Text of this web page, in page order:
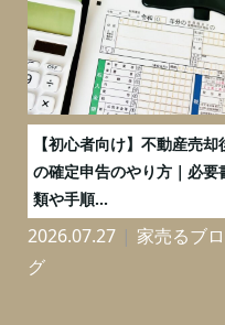
【初心者向け】不動産売却
の確定申告のやり方｜必要
類や手順...
2026.07.27
家売るブロ
グ